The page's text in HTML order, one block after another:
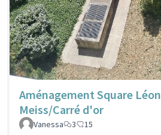
Aménagement Square Léon
Meiss/Carré d'or
Vanessa
3 15